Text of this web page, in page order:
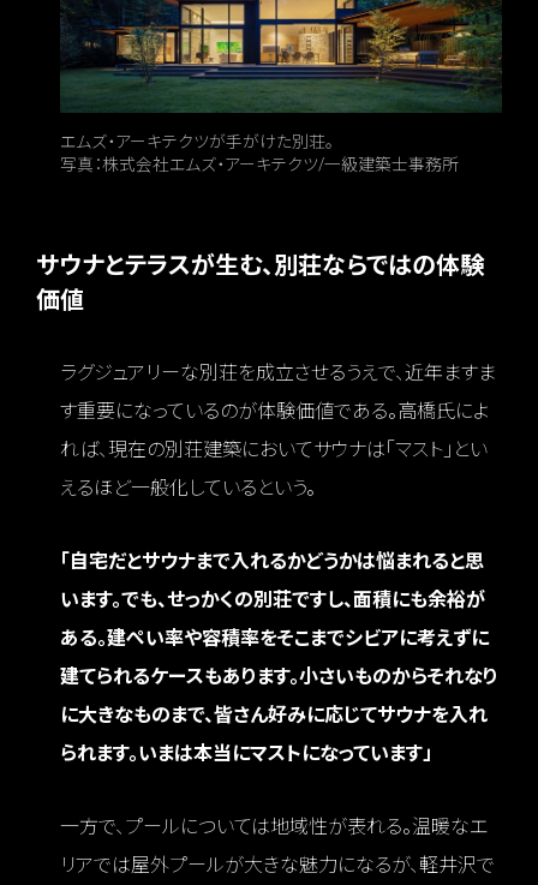
エムズ・アーキテクツが手がけた別荘。
写真：株式会社エムズ・アーキテクツ/一級建築士事務所
サウナとテラスが生む、別荘ならではの体験
価値
ラグジュアリーな別荘を成立させるうえで、近年ますま
す重要になっているのが体験価値である。高橋氏によ
れば、現在の別荘建築においてサウナは「マスト」とい
えるほど一般化しているという。
「自宅だとサウナまで入れるかどうかは悩まれると思
います。でも、せっかくの別荘ですし、面積にも余裕が
ある。建ぺい率や容積率をそこまでシビアに考えずに
建てられるケースもあります。小さいものからそれなり
に大きなものまで、皆さん好みに応じてサウナを入れ
られます。いまは本当にマストになっています」
一方で、プールについては地域性が表れる。温暖なエ
リアでは屋外プールが大きな魅力になるが、軽井沢で